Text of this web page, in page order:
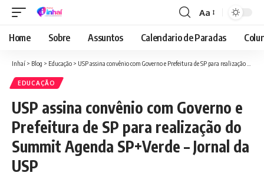
Font
Resizer
Aa
Home Sobre Assuntos Calendario de Paradas
Inhaí > Blog > Educação > USP assina convênio com Governo e Prefeitura de SP para realização do Summit Agenda SP+Verde – Jornal da USP
EDUCAÇÃO
USP assina convênio com Governo e
Prefeitura de SP para realização do
Summit Agenda SP+Verde – Jornal da
USP